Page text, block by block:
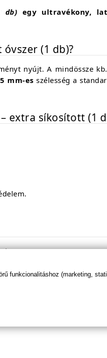
db) egy ultravékony,
(1 db)?
nyújt. A mindössze
mm-es szélesség a
extra síkosított (1
funkcionalitáshoz (marketing,